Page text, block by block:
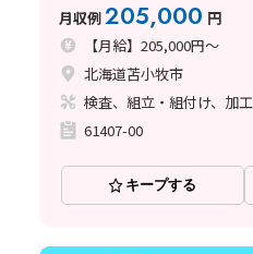
月収例205,000 円
【月給】205,000円～
北海道苫小牧市
検査、組立・組付け、加工
61407-00
キープする